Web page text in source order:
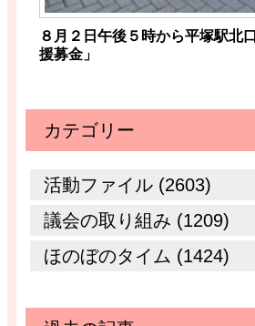
８月２日午後５時から平塚駅北
援募金」
カテゴリー
活動ファイル (2603)
議会の取り組み (1209)
ほのぼのタイム (1424)